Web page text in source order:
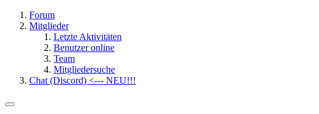
Forum
Mitglieder
Letzte Aktivitäten
Benutzer online
Team
Mitgliedersuche
Chat (Discord) <--- NEU!!!